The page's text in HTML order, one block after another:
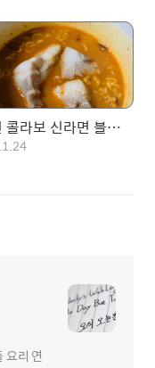
케데헌 콜라보 신라면 블랙 x 냉장고수육
요리 연